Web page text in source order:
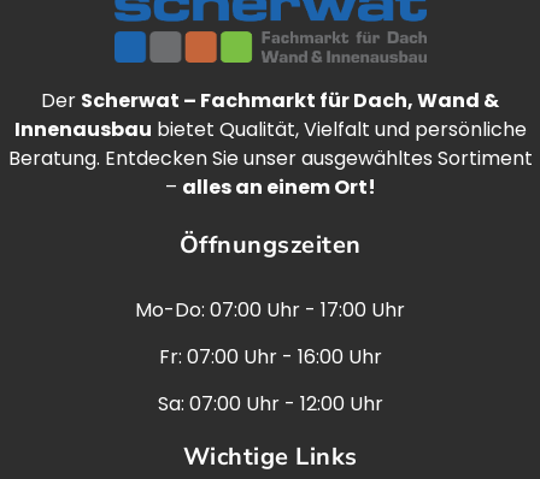
Der Scherwat – Fachmarkt für Dach, Wand &
Innenausbau bietet Qualität, Vielfalt und persönliche
Beratung. Entdecken Sie unser ausgewähltes Sortiment
– alles an einem Ort!
Öffnungszeiten
Mo-Do: 07:00 Uhr - 17:00 Uhr
Fr: 07:00 Uhr - 16:00 Uhr
Sa: 07:00 Uhr - 12:00 Uhr
Wichtige Links